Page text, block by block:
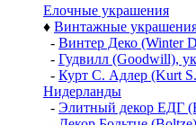
Елочные украшения
♦ Винтажные
- Винтер Деко (Winter
- Гудвилл (Goodwill),
- Курт С. Адлер (Kurt
Нидерланды
- Элитный декор ЕДГ